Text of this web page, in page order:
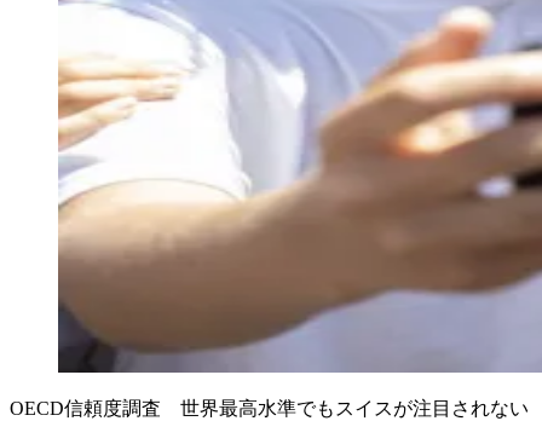
OECD信頼度調査 世界最高水準でもスイスが注目されない